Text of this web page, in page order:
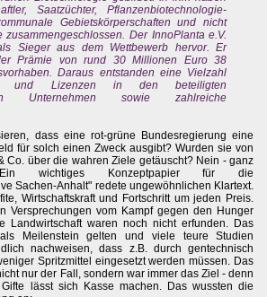
Saatzüchter, Pflanzenbiotechnologie-
Gebietskörperschaften und nicht
zusammengeschlossen. Der InnoPlanta e.V.
Sieger aus dem Wettbewerb hervor. Er
Prämie von rund 30 Millionen Euro 38
Daraus entstanden eine Vielzahl
und Lizenzen in den beteiligten
Unternehmen sowie zahlreiche
dass eine rot-grüne Bundesregierung eine
für solch einen Zweck ausgibt? Wurden sie von
Co. über die wahren Ziele getäuscht? Nein - ganz
wichtiges Konzeptpapier für die
Sachen-Anhalt" redete ungewöhnlichen Klartext.
Wirtschaftskraft und Fortschritt um jeden Preis.
Versprechungen vom Kampf gegen den Hunger
Landwirtschaft waren noch nicht erfunden. Das
Meilenstein gelten und viele teure Studien
nachweisen, dass z.B. durch gentechnisch
Spritzmittel eingesetzt werden müssen. Das
nur der Fall, sondern war immer das Ziel - denn
lässt sich Kasse machen. Das wussten die